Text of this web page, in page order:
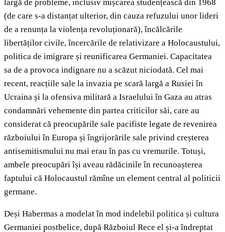
largă de probleme, inclusiv mișcarea studențească din 1968
(de care s-a distanțat ulterior, din cauza refuzului unor lideri
de a renunța la violența revoluționară), încălcările
libertăților civile, încercările de relativizare a Holocaustului,
politica de imigrare și reunificarea Germaniei. Capacitatea
sa de a provoca indignare nu a scăzut niciodată. Cel mai
recent, reacțiile sale la invazia pe scară largă a Rusiei în
Ucraina și la ofensiva militară a Israelului în Gaza au atras
condamnări vehemente din partea criticilor săi, care au
considerat că preocupările sale pacifiste legate de revenirea
războiului în Europa și îngrijorările sale privind creșterea
antisemitismului nu mai erau în pas cu vremurile. Totuși,
ambele preocupări își aveau rădăcinile în recunoașterea
faptului că Holocaustul rămîne un element central al politicii
germane.
Deși Habermas a modelat în mod indelebil politica și cultura
Germaniei postbelice, după Războiul Rece el și-a îndreptat